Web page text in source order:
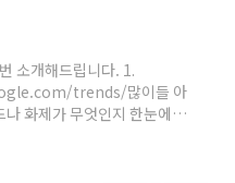
버그 (현
수 프로
분석가
도가 높음)
정보를 읽
영향-
소개해드립니다. 1.
trends/많이들 아
화제가 무엇인지 한눈에
백만권의 도서를 디지